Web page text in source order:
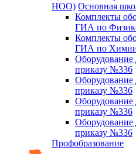
НОО) Основная
Комплекты
ГИА по
Комплекты
ГИА по
Оборудование
приказу №336
приказу №336
Оборудование
приказу №336
приказу №336
Профобразование